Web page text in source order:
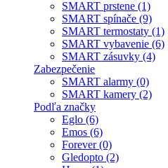
SMART prstene (1)
SMART spínače (9)
SMART termostaty (1)
SMART vybavenie (6)
SMART zásuvky (4)
Zabezpečenie
SMART alarmy (0)
SMART kamery (2)
Podľa značky
Eglo (6)
Emos (6)
Forever (0)
Gledopto (2)